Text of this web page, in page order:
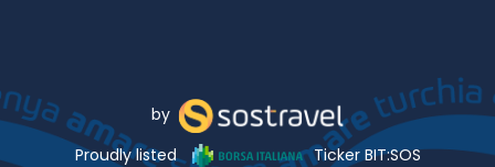
by
Proudly listed
Ticker BIT:SOS